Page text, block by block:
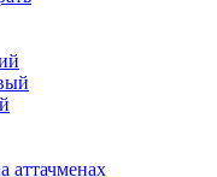
аттачменах